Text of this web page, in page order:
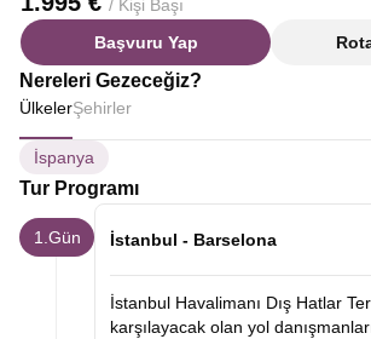
/ Kişi Başı
Başvuru Yap
Nereleri Gezeceğiz?
ÜlkelerŞehirler
İspanya
Tur Programı
1.Gün İstanbul - Barselona
İstanbul Havalimanı Dış Hatlar
karşılayacak olan yol